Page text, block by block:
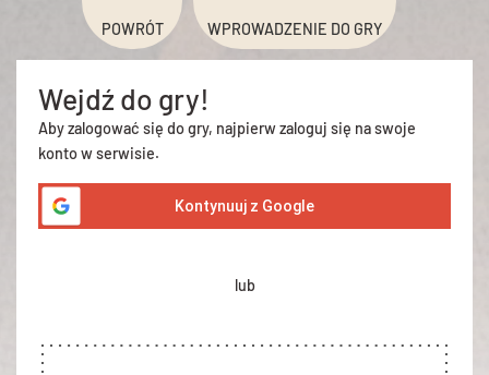
POWRÓT WPROWADZENIE DO GRY
Wejdź do gry!
Aby zalogować się do gry, najpierw zaloguj się na swoje
konto w serwisie.
Kontynuuj z Google
lub